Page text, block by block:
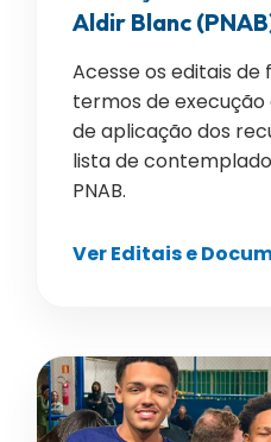
Aldir Blanc
Acesse os editais
termos de
de aplicação dos
lista de
PNAB.
Ver Editais e